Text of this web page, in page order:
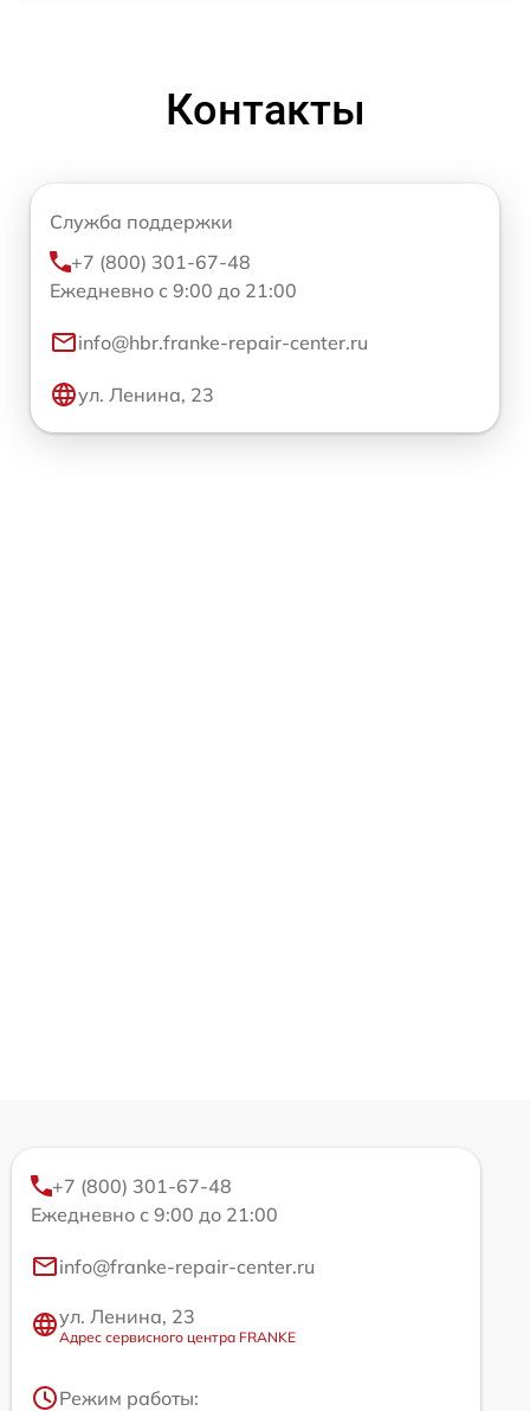
Контакты
Служба поддержки
+7 (800) 301-67-48
Ежедневно с 9:00 до 21:00
info@hbr.franke-repair-center.ru
ул. Ленина, 23
+7 (800) 301-67-48
Ежедневно с 9:00 до 21:00
info@franke-repair-center.ru
ул. Ленина, 23
Адрес сервисного центра FRANKE
Режим работы: